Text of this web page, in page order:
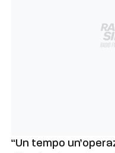
“Un tempo